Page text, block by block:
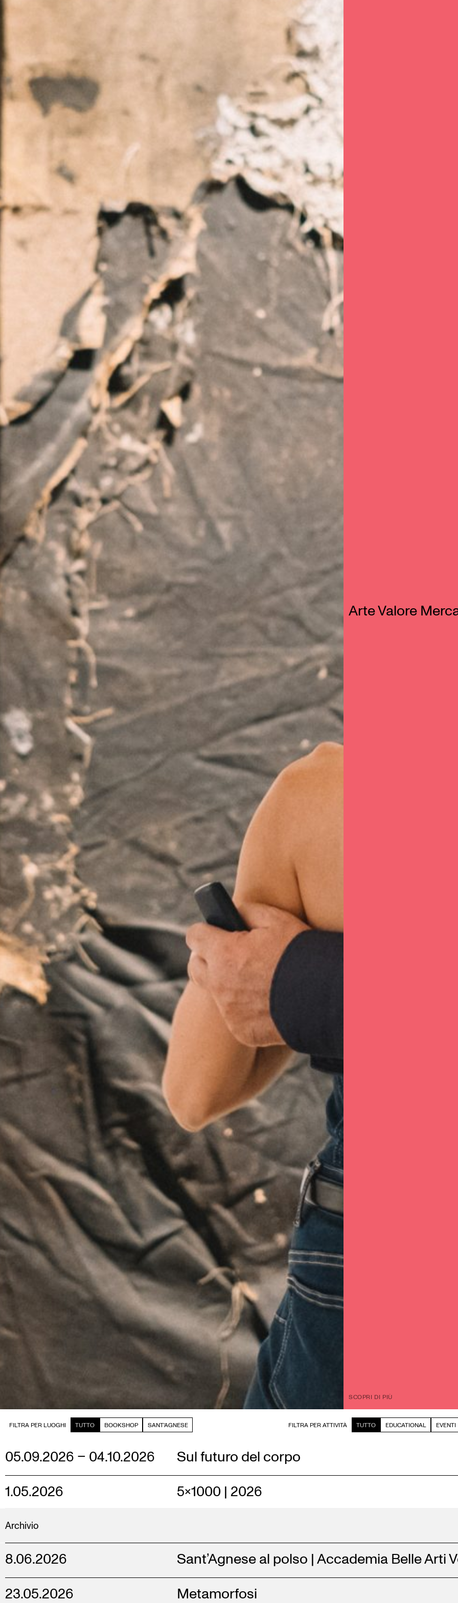
Arte Valore
SCOPRI DI PIÙ
FILTRA PER LUOGHI TUTTO BOOKSHOP SANT'AGNESE FILTRA PER ATTIVITÀ TUTTO EDUCATIONAL EVENTI
05.09.2026 – 04.10.2026
Sul futuro del corpo
1.05.2026
5×1000 | 2026
Archivio
8.06.2026
Sant’Agnese al polso | Accademia Belle Arti
23.05.2026
Metamorfosi